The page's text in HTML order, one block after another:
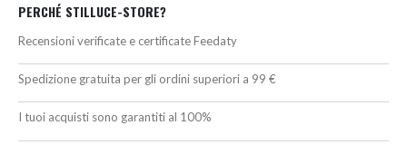
PERCHÉ STILLUCE-STORE?
Recensioni verificate e certificate Feedaty
Spedizione gratuita per gli ordini superiori a 99 €
I tuoi acquisti sono garantiti al 100%